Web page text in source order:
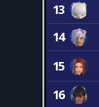
13
14
15
16